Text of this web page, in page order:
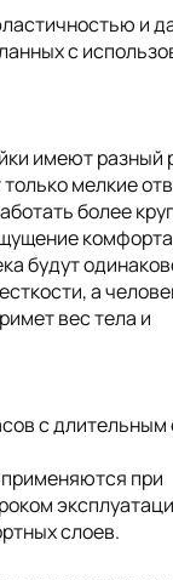
и
с
имеют разный
мелкие
более
будут
а
вес тела и
с длительным
при
слоев.